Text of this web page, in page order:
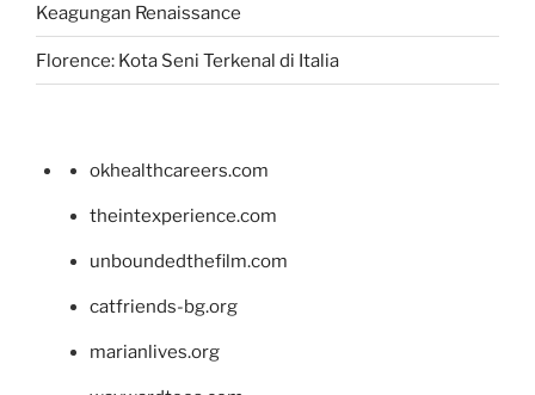
Keagungan Renaissance
Florence: Kota Seni Terkenal di Italia
okhealthcareers.com
theintexperience.com
unboundedthefilm.com
catfriends-bg.org
marianlives.org